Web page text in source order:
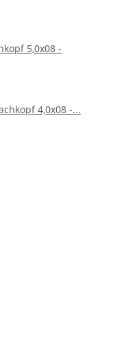
5,0x08 -